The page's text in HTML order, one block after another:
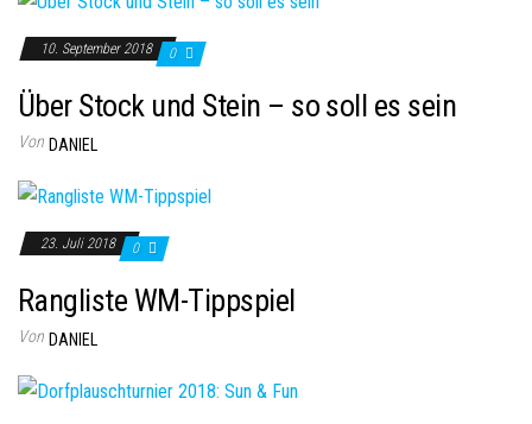
10. September 2018 0
Über Stock und Stein – so soll es sein
Von DANIEL
23. Juli 2018 0
Rangliste WM-Tippspiel
Von DANIEL